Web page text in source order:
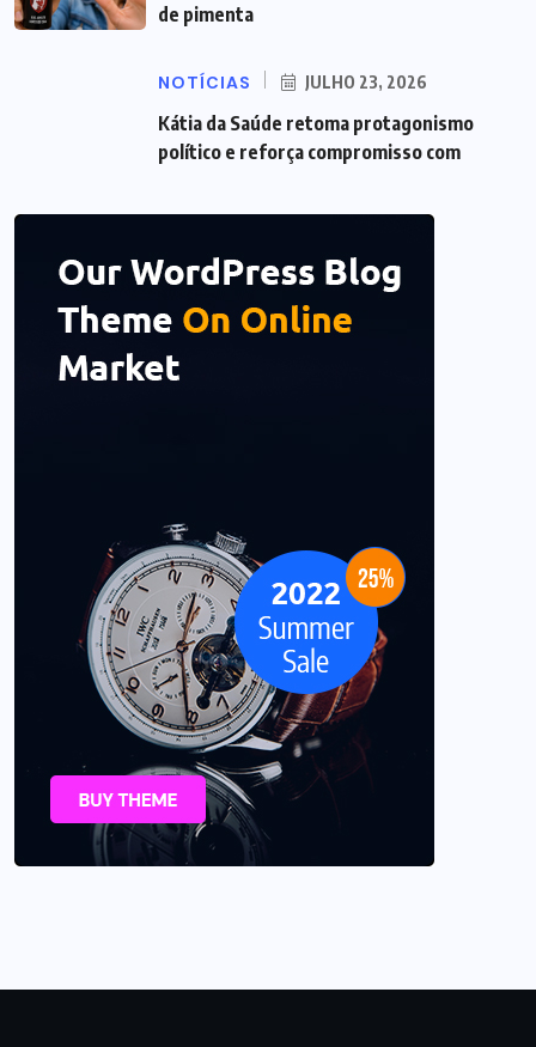
de pimenta
NOTÍCIAS JULHO 23, 2026
Kátia da Saúde retoma protagonismo
político e reforça compromisso com